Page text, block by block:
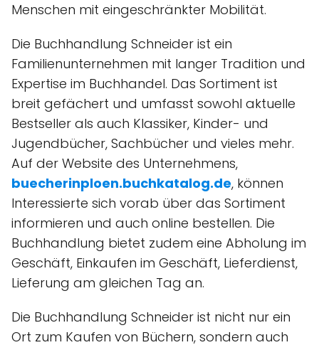
Menschen mit eingeschränkter Mobilität.
Die Buchhandlung Schneider ist ein
Familienunternehmen mit langer Tradition und
Expertise im Buchhandel. Das Sortiment ist
breit gefächert und umfasst sowohl aktuelle
Bestseller als auch Klassiker, Kinder- und
Jugendbücher, Sachbücher und vieles mehr.
Auf der Website des Unternehmens,
buecherinploen.buchkatalog.de, können
Interessierte sich vorab über das Sortiment
informieren und auch online bestellen. Die
Buchhandlung bietet zudem eine Abholung im
Geschäft, Einkaufen im Geschäft, Lieferdienst,
Lieferung am gleichen Tag an.
Die Buchhandlung Schneider ist nicht nur ein
Ort zum Kaufen von Büchern, sondern auch